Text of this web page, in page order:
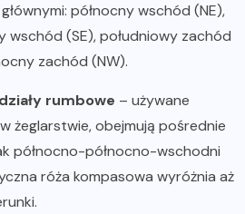
północny wschód (NE),
wschód (SE), południowy zachód
zachód (NW).
rumbowe – używane
żeglarstwie, obejmują pośrednie
północno-północno-wschodni
róża kompasowa wyróżnia aż